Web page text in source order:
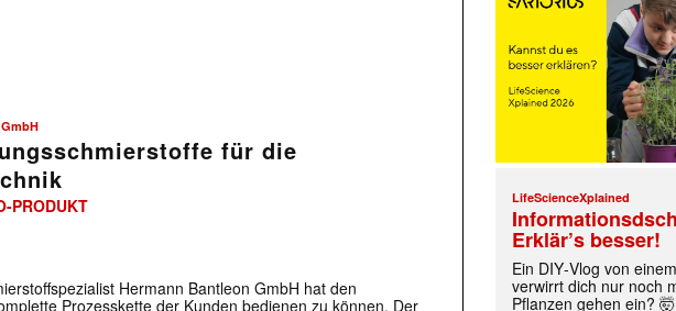
für die
PRODUKT
Hermann Bantleon GmbH hat den
Prozesskette der Kunden bedienen zu können. Der
LifeScienceXplained
Erklär’s besser!
Ein DIY‑Vlog von
verwirrt dich nur noch
Pflanzen gehen ein?